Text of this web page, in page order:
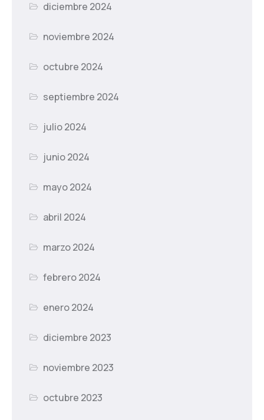
diciembre 2024
noviembre 2024
octubre 2024
septiembre 2024
julio 2024
junio 2024
mayo 2024
abril 2024
marzo 2024
febrero 2024
enero 2024
diciembre 2023
noviembre 2023
octubre 2023